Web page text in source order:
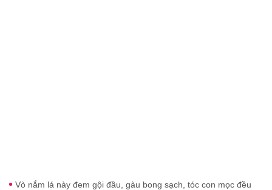
Vò nắm lá này đem gội đầu, gàu bong sạch, tóc con mọc đều